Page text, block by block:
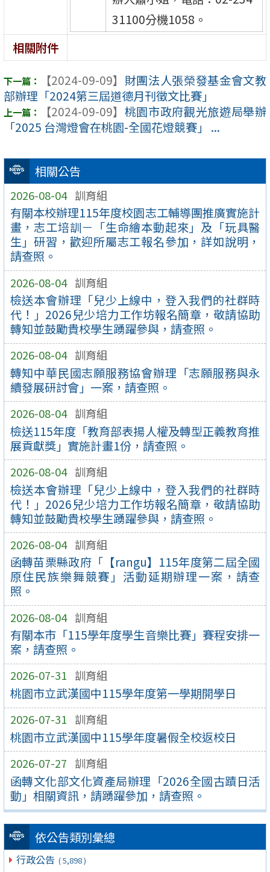
相關公告
2026-08-04 訓育組
有關本校辦理115年度校園志工輔導團推廣實施計
畫，志工培訓－「生命繪本動起來」及「玩具醫
生」研習，歡迎所屬志工報名參加，詳如說明，
請查照。
2026-08-04 訓育組
檢送本會辦理「兒少上線中，登入我們的社群時
代！」2026兒少培力工作坊報名簡章，敬請協助
轉知並鼓勵貴校學生踴躍參與，請查照。
2026-08-04 訓育組
轉知中華民國志願服務協會辦理「志願服務與永
續發展研討會」一案，請查照。
2026-08-04 訓育組
檢送115年度「教育部表揚人權及轉型正義教育推
展貢獻獎」實施計畫1份，請查照。
2026-08-04 訓育組
檢送本會辦理「兒少上線中，登入我們的社群時
代！」2026兒少培力工作坊報名簡章，敬請協助
轉知並鼓勵貴校學生踴躍參與，請查照。
2026-08-04 訓育組
函轉苗栗縣政府「【rangu】115年度第二屆全國
原住民族樂舞競賽」活動延期辦理一案，請查
照。
2026-08-04 訓育組
有關本市「115學年度學生音樂比賽」賽程安排一
案，請查照。
2026-07-31 訓育組
桃園市立武漢國中115學年度第一學期開學日
2026-07-31 訓育組
桃園市立武漢國中115學年度暑假全校返校日
2026-07-27 訓育組
函轉文化部文化資產局辦理「2026全國古蹟日活
動」相關資訊，請踴躍參加，請查照。
依公告類別彙總
行政公告 ( 5,898 )
31100分機1058。
相關附件
【2024-09-09】 財團法人張榮發基金會文教
部辦理「2024第三屆道德月刊徵文比賽」
【2024-09-09】 桃園市政府觀光旅遊局舉辦
「2025 台灣燈會在桃園-全國花燈競賽」 ...